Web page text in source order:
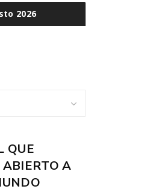
2026
QUE
A